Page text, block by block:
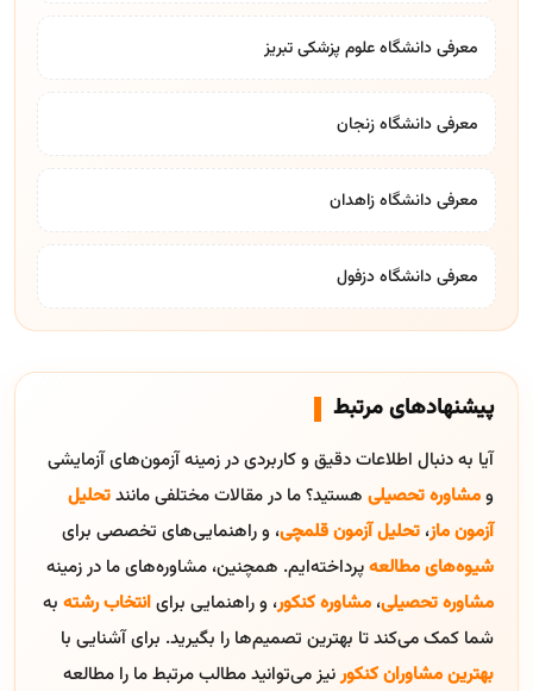
معرفی دانشگاه علوم پزشکی تبریز
معرفی دانشگاه زنجان
معرفی دانشگاه زاهدان
معرفی دانشگاه دزفول
پیشنهادهای مرتبط
آیا به دنبال اطلاعات دقیق و کاربردی در زمینه آزمون‌های آزمایشی
ومشاوره تحصیلی هستید؟ ما در مقالات مختلفی مانندتحلیل
آزمون ماز، تحلیل آزمون قلمچی، و راهنمایی‌های تخصصی برای
شیوه‌های مطالعهپرداخته‌ایم. همچنین، مشاوره‌های ما در زمینه
مشاوره تحصیلی، مشاوره کنکور، و راهنمایی برایانتخاب رشته به
شما کمک می‌کند تا بهترین تصمیم‌ها را بگیرید. برای آشنایی با
بهترین مشاوران کنکورنیز می‌توانید مطالب مرتبط ما را مطالعه